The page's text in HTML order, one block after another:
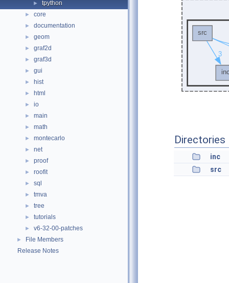
► tpython
► core
► documentation
► geom
► graf2d
► graf3d
► gui
► hist
► html
► io
► main
► math
► montecarlo
► net
► proof
► roofit
► sql
► tmva
► tree
► tutorials
► v6-32-00-patches
►
File Members
Release Notes
Directories
inc
src